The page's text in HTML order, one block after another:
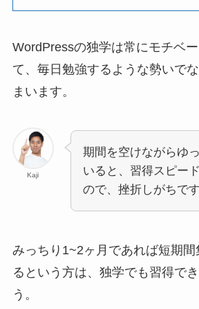
WordPressの独学は常にモチベ
て、毎日勉強するような勢いで
まいます。
Kaji
期間を空けながらゆ
いると、習得スピー
ので、挫折しがちです
みっちり1~2ヶ月であれば短期間
るという方は、独学でも習得で
う。